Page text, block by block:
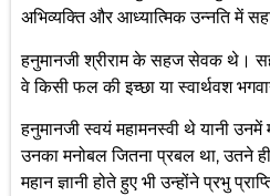
अभिव्यक्ति और आध्यात्मिक उन्नति में
हनुमानजी श्रीराम के सहज सेवक थे।
वे किसी फल की इच्छा या स्वार्थवश
हनुमानजी स्वयं महामनस्वी थे यानी उनमें
उनका मनोबल जितना प्रबल था, उतने
महान ज्ञानी होते हुए भी उन्होंने प्रभु